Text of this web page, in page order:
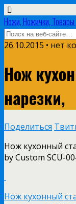
Ножи, Ножички,
26.10.2015 • нет
Нож
нарезки,
Поделиться
Нож кухонный
by Custom SCU-
Нож кухонный